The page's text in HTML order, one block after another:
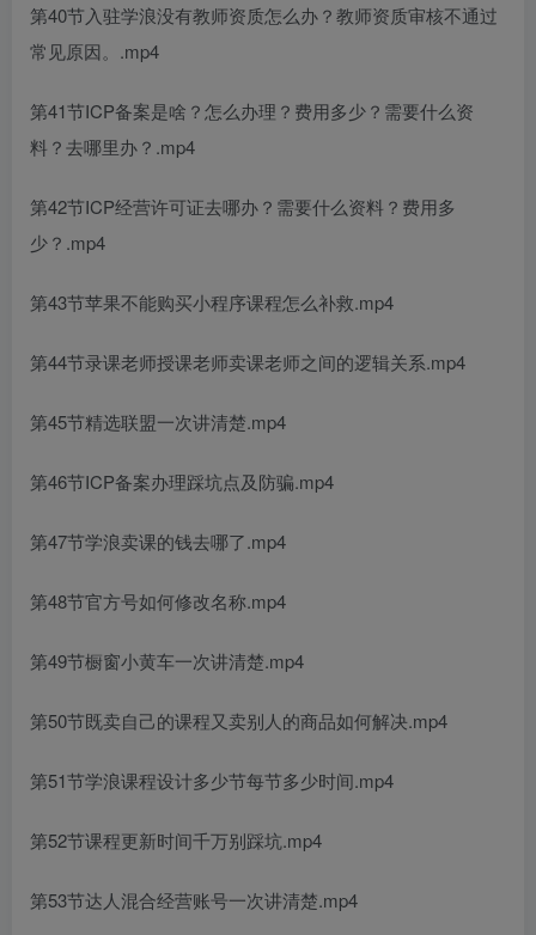
第40节入驻学浪没有教师资质怎么办？教师资质审核不通过
常见原因。.mp4
第41节ICP备案是啥？怎么办理？费用多少？需要什么资
料？去哪里办？.mp4
第42节ICP经营许可证去哪办？需要什么资料？费用多
少？.mp4
第43节苹果不能购买小程序课程怎么补救.mp4
第44节录课老师授课老师卖课老师之间的逻辑关系.mp4
第45节精选联盟一次讲清楚.mp4
第46节ICP备案办理踩坑点及防骗.mp4
第47节学浪卖课的钱去哪了.mp4
第48节官方号如何修改名称.mp4
第49节橱窗小黄车一次讲清楚.mp4
第50节既卖自己的课程又卖别人的商品如何解决.mp4
第51节学浪课程设计多少节每节多少时间.mp4
第52节课程更新时间千万别踩坑.mp4
第53节达人混合经营账号一次讲清楚.mp4